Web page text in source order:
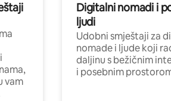
vam
Digitalni nomadi i
ljudi
Udobni smještaji za
nomade i ljude koji
daljinu s bežičnim
i posebnim